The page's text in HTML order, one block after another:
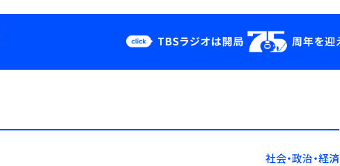
Podcast
YouTube
会社情報社会・政治・経済